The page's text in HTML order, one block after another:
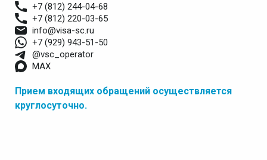
+7 (812) 244-04-68
+7 (812) 220-03-65
info@visa-sc.ru
+7 (929) 943-51-50
@vsc_operator
MAX
Прием входящих обращений осуществляется
круглосуточно.